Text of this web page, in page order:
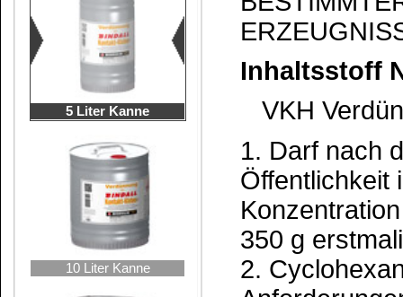
Dieses Produkt darf
werden.
Dieses Produkt darf